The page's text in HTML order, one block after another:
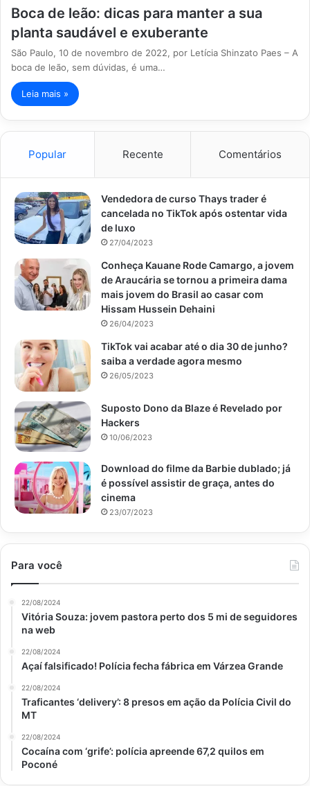
Boca de leão: dicas para manter a sua
planta saudável e exuberante
São Paulo, 10 de novembro de 2022, por Letícia Shinzato Paes – A
boca de leão, sem dúvidas, é uma…
Leia mais »
Popular Recente Comentários
Vendedora de curso Thays trader é
cancelada no TikTok após ostentar vida
de luxo
27/04/2023
Conheça Kauane Rode Camargo, a jovem
de Araucária se tornou a primeira dama
mais jovem do Brasil ao casar com
Hissam Hussein Dehaini
26/04/2023
TikTok vai acabar até o dia 30 de junho?
saiba a verdade agora mesmo
26/05/2023
Suposto Dono da Blaze é Revelado por
Hackers
10/06/2023
Download do filme da Barbie dublado; já
é possível assistir de graça, antes do
cinema
23/07/2023
Para você
22/08/2024
Vitória Souza: jovem pastora perto dos 5 mi de seguidores
na web
22/08/2024
Açaí falsificado! Polícia fecha fábrica em Várzea Grande
22/08/2024
Traficantes ‘delivery’: 8 presos em ação da Polícia Civil do
MT
22/08/2024
Cocaína com ‘grife’: polícia apreende 67,2 quilos em
Poconé